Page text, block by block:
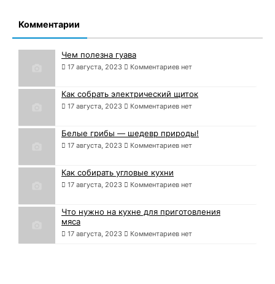
Комментарии
Чем полезна гуава
17 августа, 2023 Комментариев нет
Как собрать электрический щиток
17 августа, 2023 Комментариев нет
Белые грибы — шедевр природы!
17 августа, 2023 Комментариев нет
Как собирать угловые кухни
17 августа, 2023 Комментариев нет
Что нужно на кухне для приготовления
мяса
17 августа, 2023 Комментариев нет